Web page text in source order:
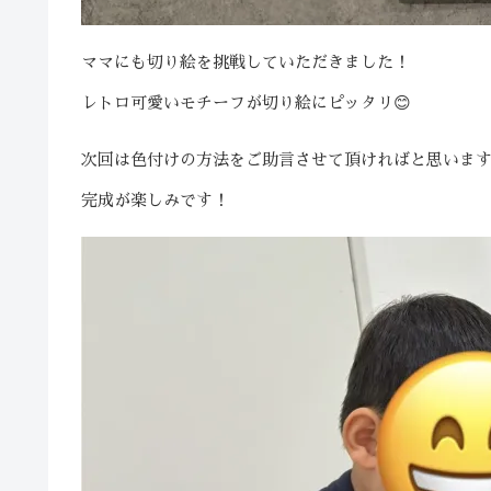
ママにも切り絵を挑戦していただきました！
レトロ可愛いモチーフが切り絵にピッタリ😊
次回は色付けの方法をご助言させて頂ければと思いま
完成が楽しみです！